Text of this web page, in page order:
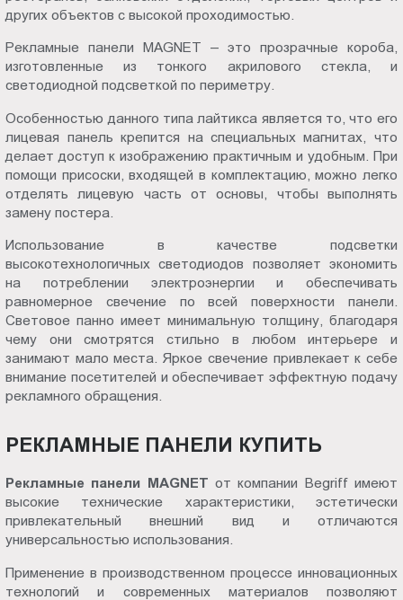
других объектов с высокой проходимостью.
Рекламные панели MAGNET – это прозрачные короба,
изготовленные из тонкого акрилового стекла, и
светодиодной подсветкой по периметру.
Особенностью данного типа лайтикса является то, что его
лицевая панель крепится на специальных магнитах, что
делает доступ к изображению практичным и удобным. При
помощи присоски, входящей в комплектацию, можно легко
отделять лицевую часть от основы, чтобы выполнять
замену постера.
Использование в качестве подсветки
высокотехнологичных светодиодов позволяет экономить
на потреблении электроэнергии и обеспечивать
равномерное свечение по всей поверхности панели.
Световое панно имеет минимальную толщину, благодаря
чему они смотрятся стильно в любом интерьере и
занимают мало места. Яркое свечение привлекает к себе
внимание посетителей и обеспечивает эффектную подачу
рекламного обращения.
РЕКЛАМНЫЕ ПАНЕЛИ КУПИТЬ
Рекламные панели MAGNET от компании Begriff имеют
высокие технические характеристики, эстетически
привлекательный внешний вид и отличаются
универсальностью использования.
Применение в производственном процессе инновационных
технологий и современных материалов позволяют
Пт.:
Сб.,
выходной